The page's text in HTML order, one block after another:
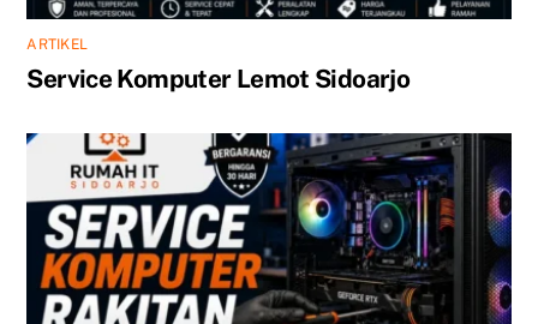
ARTIKEL
Service Komputer Lemot Sidoarjo